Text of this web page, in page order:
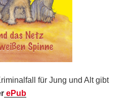
für Jung und Alt gibt
ePub